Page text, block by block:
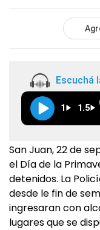
Escuchá
1 1.5
San Juan, 22 de
el Día de la
detenidos. La
desde le fin de
ingresaran con
lugares que se